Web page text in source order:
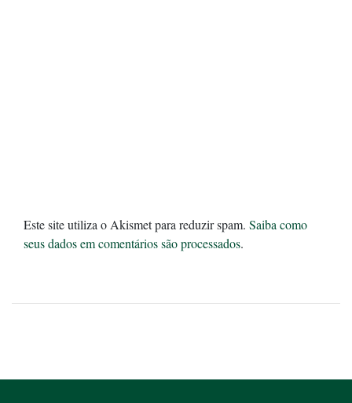
Este site utiliza o Akismet para reduzir spam. Saiba como
seus dados em comentários são processados.